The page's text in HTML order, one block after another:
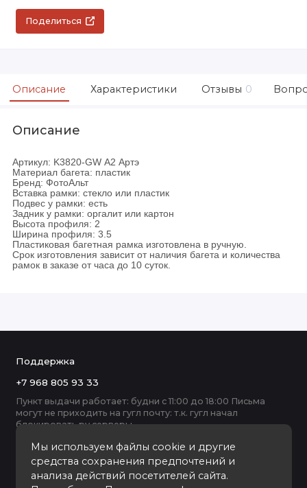
Поделиться
Описание Характеристики Отзывы 0
Описание
Артикул: K3820-GW А2 Артэ
Материал багета: пластик
Бренд: ФотоАльт
Вставка рамки: стекло или пластик
Подвес у рамки: есть
Задник у рамки: оргалит или картон
Высота профиля: 2
Ширина профиля: 3.5
Пластиковая багетная рамка изготовлена в ручную.
Срок изготовления зависит от наличия багета и количества
рамок в заказе от часа до 10 суток.
Мы используем файлы cookie и другие
средства сохранения предпочтений и
анализа действий посетителей сайта.
Поддержка
+7 968 805 93 33
Пункт выдачи работает: будни с 11:00 до 18:00 Письма
могут не приходить на гугл почту: т.к. гугл начал
блокировать ру серверы